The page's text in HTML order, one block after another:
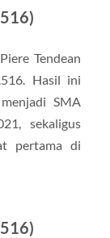
Tendean
Hasil ini
SMA
sekaligus
pertama di